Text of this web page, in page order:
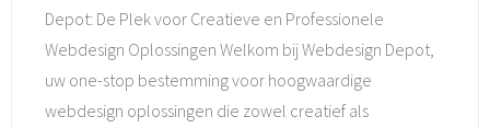
Depot: De Plek voor Creatieve en Professionele
Webdesign Oplossingen Welkom bij Webdesign Depot,
uw one-stop bestemming voor hoogwaardige
webdesign oplossingen die zowel creatief als